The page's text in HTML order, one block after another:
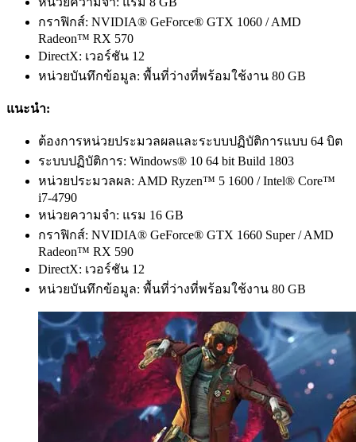
กราฟิกส์: NVIDIA® GeForce® GTX 1060 / AMD
Radeon™ RX 570
DirectX: เวอร์ชัน 12
หน่วยบันทึกข้อมูล: พื้นที่ว่างที่พร้อมใช้งาน 80 GB
แนะนำ:
ต้องการหน่วยประมวลผลและระบบปฏิบัติการแบบ 64 บิต
ระบบปฏิบัติการ: Windows® 10 64 bit Build 1803
หน่วยประมวลผล: AMD Ryzen™ 5 1600 / Intel® Core™
i7-4790
หน่วยความจำ: แรม 16 GB
กราฟิกส์: NVIDIA® GeForce® GTX 1660 Super / AMD
Radeon™ RX 590
DirectX: เวอร์ชัน 12
หน่วยบันทึกข้อมูล: พื้นที่ว่างที่พร้อมใช้งาน 80 GB